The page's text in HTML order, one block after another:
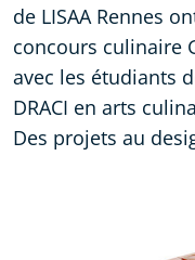
de LISAA Rennes
concours culinaire
avec les étudiants
DRACI en arts
Des projets au